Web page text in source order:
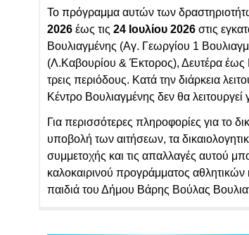
Το πρόγραμμα αυτών των
2026 έως τις24 Ιουλίου 2026 στις
Βουλιαγμένης (Αγ. Γεωργίου 1
(Λ.Καβουρίου & Έκτορος), Δευτέρα
τρεις περιόδους. Κατά την διάρκεια
Κέντρο Βουλιαγμένης δεν θα
Για περισσότερες πληροφορίες για το
υποβολή των αιτήσεων, τα
συμμετοχής και τις απαλλαγές αυτού
καλοκαιρινού προγράμματος αθλητικών
παιδιά του Δήμου Βάρης Βούλας